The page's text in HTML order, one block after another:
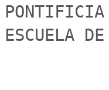
ESCUELA